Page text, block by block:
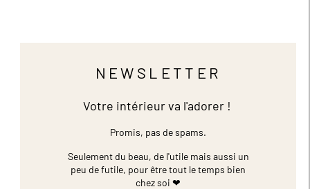
NEWSLETTER
Votre intérieur va l'adorer !
Promis, pas de spams.
Seulement du beau, de l'utile mais aussi un
peu de futile, pour être tout le temps bien
chez soi ❤